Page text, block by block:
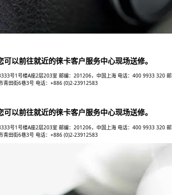
以前往就近的徕卡客户服务中心现场送修。
号1号楼A座2层203室 邮编：201206，中国上海 电话：400 9933
青田街6巷3号 电话：+886 (0)2-23912583
以前往就近的徕卡客户服务中心现场送修。
号1号楼A座2层203室 邮编：201206，中国上海 电话：400 9933
青田街6巷3号 电话：+886 (0)2-23912583